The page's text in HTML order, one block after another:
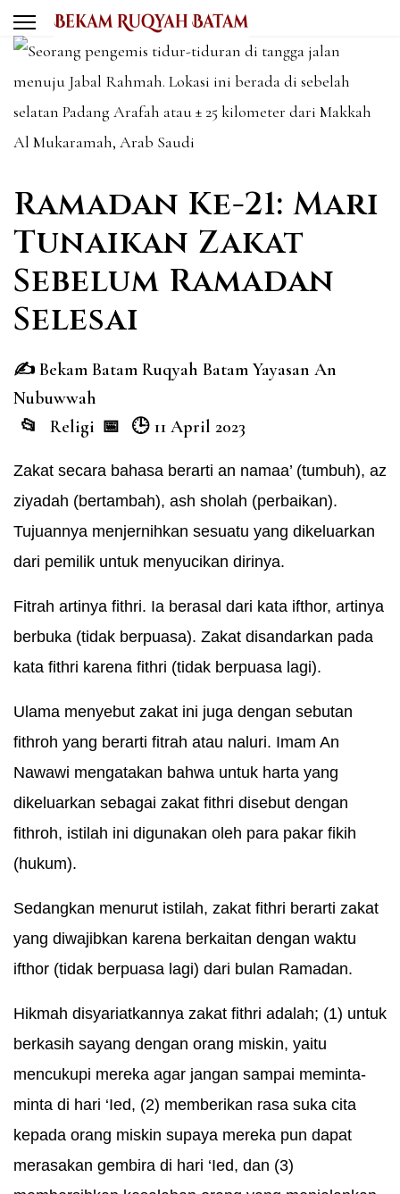
Ramadan Ke-21: Mari
Tunaikan Zakat
Sebelum Ramadan
Selesai
Bekam Batam Ruqyah Batam Yayasan An
Nubuwwah
Religi
11 April 2023
Zakat secara bahasa berarti an namaa’ (tumbuh), az
ziyadah (bertambah), ash sholah (perbaikan).
Tujuannya menjernihkan sesuatu yang dikeluarkan
dari pemilik untuk menyucikan dirinya.
Fitrah artinya fithri. Ia berasal dari kata ifthor, artinya
berbuka (tidak berpuasa). Zakat disandarkan pada
kata fithri karena fithri (tidak berpuasa lagi).
Ulama menyebut zakat ini juga dengan sebutan
fithroh yang berarti fitrah atau naluri. Imam An
Nawawi mengatakan bahwa untuk harta yang
dikeluarkan sebagai zakat fithri disebut dengan
fithroh, istilah ini digunakan oleh para pakar fikih
(hukum).
Sedangkan menurut istilah, zakat fithri berarti zakat
yang diwajibkan karena berkaitan dengan waktu
ifthor (tidak berpuasa lagi) dari bulan Ramadan.
Hikmah disyariatkannya zakat fithri adalah; (1) untuk
berkasih sayang dengan orang miskin, yaitu
mencukupi mereka agar jangan sampai meminta-
minta di hari ‘Ied, (2) memberikan rasa suka cita
kepada orang miskin supaya mereka pun dapat
merasakan gembira di hari ‘Ied, dan (3)